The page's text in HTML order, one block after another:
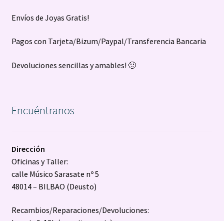
Envíos de Joyas Gratis!
Pagos con Tarjeta/Bizum/Paypal/Transferencia Bancaria
Devoluciones sencillas y amables! 🙂
Encuéntranos
Dirección
Oficinas y Taller:
calle Músico Sarasate nº 5
48014 – BILBAO (Deusto)
Recambios/Reparaciones/Devoluciones: